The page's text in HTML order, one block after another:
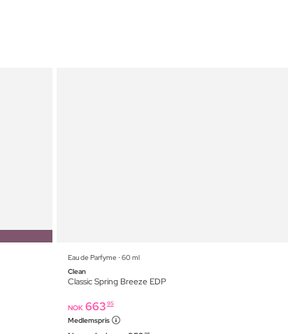
Eau de Parfyme ⋅ 60 ml
Clean
Classic Spring Breeze EDP
NOK 663 95
Medlemspris